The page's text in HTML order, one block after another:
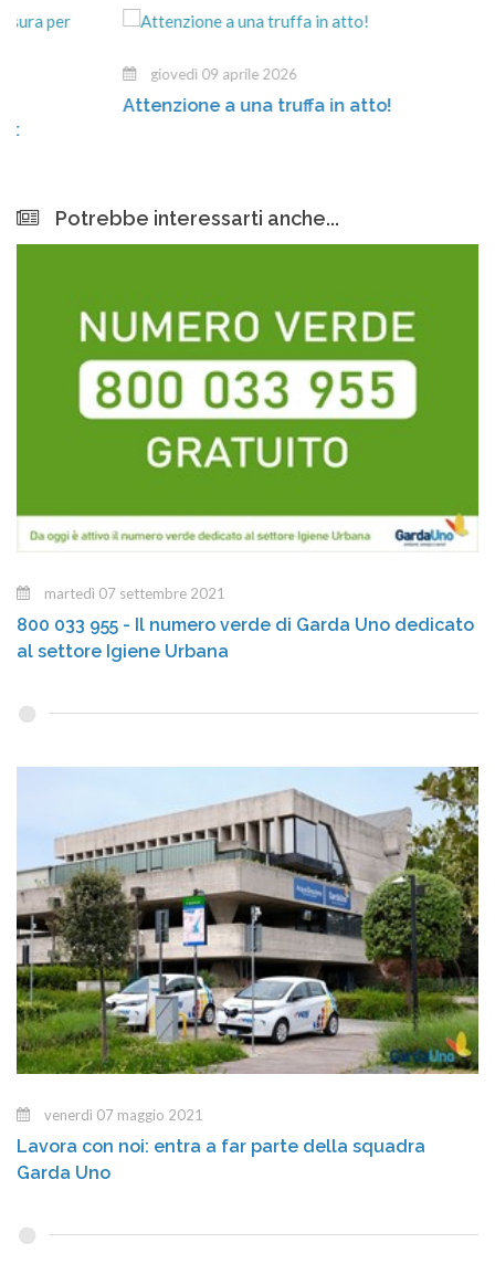
giovedì 09 aprile 2026
Attenzione a una truffa in atto!
Potrebbe interessarti anche...
martedì 07 settembre 2021
800 033 955 - Il numero verde di Garda Uno dedicato
al settore Igiene Urbana
venerdì 07 maggio 2021
Lavora con noi: entra a far parte della squadra
Garda Uno